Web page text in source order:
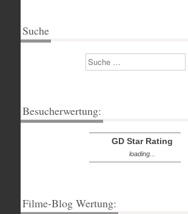
Suche
Suchen
Besucherwertung:
GD Star Rating
loading...
Filme-Blog Wertung: